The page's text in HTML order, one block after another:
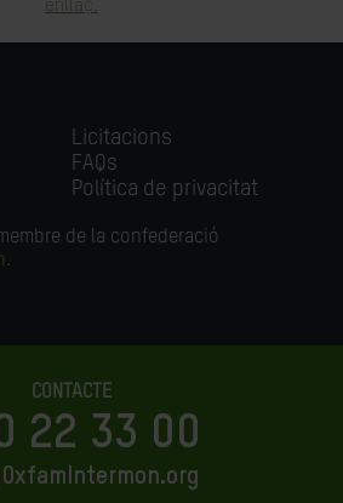
enllaç.
Licitacions
FAQs
Política de privacitat
de la confederació
.
CONTACTE
22 33 00